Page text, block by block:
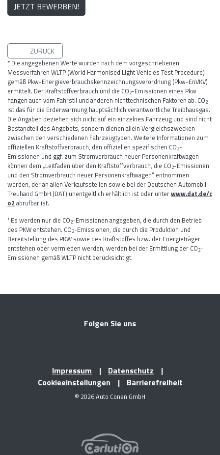
JETZT BEWERBEN!
ZURÜCK
* Die angegebenen Werte wurden nach dem vorgeschriebenen
Messverfahren WLTP (World Harmonised Light Vehicles Test Procedure)
gemäß Pkw-Energieverbrauchskennzeichnungsverordnung (Pkw-EnVKV)
ermittelt. Der Kraftstoffverbrauch und die CO2-Emissionen eines Pkw
hängen auch vom Fahrstil und anderen nichttechnischen Faktoren ab. CO2
ist das für die Erderwärmung hauptsächlich verantwortliche Treibhausgas.
Die Angaben beziehen sich nicht auf ein einzelnes Fahrzeug und sind nicht
Bestandteil des Angebots, sondern dienen allein Vergleichszwecken
zwischen den verschiedenen Fahrzeugtypen. Weitere Informationen zum
offiziellen Kraftstoffverbrauch, den offiziellen spezifischen CO2-
Emissionen und ggf. zum Stromverbrauch neuer Personenkraftwagen
können dem „Leitfaden über den Kraftstoffverbrauch, die CO2-Emissionen
und den Stromverbrauch neuer Personenkraftwagen“ entnommen
werden, der an allen Verkaufsstellen sowie bei der Deutschen Automobil
Treuhand GmbH (DAT) unentgeltlich erhältlich ist oder unterwww.dat.de/c
o2 abrufbar ist.
¹ Es werden nur die CO2-Emissionen angegeben, die durch den Betrieb
des PKW entstehen. CO2-Emissionen, die durch die Produktion und
Bereitstellung des PKW sowie des Kraftstoffes bzw. der Energieträger
entstehen oder vermieden werden, werden bei der Ermittlung der CO2-
Emissionen gemäß WLTP nicht berücksichtigt.
Folgen Sie uns
Impressum
Datenschutz
Cookieeinstellungen
Barrierefreiheit
© 2026 Auto Conen GmbH